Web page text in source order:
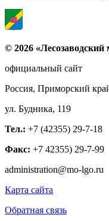
© 2026
официальный сайт
Россия, Приморский
ул. Будника, 119
Тел.: +7 (42355) 29-7-18
Факс: +7 42355) 29-7-99
administration@mo-lgo.ru
Карта сайта
Обратная связь